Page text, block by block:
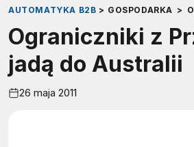
AUTOMATYKA B2B > GOSPODARKA >
Ograniczniki z
jadą do Australii
26 maja 2011